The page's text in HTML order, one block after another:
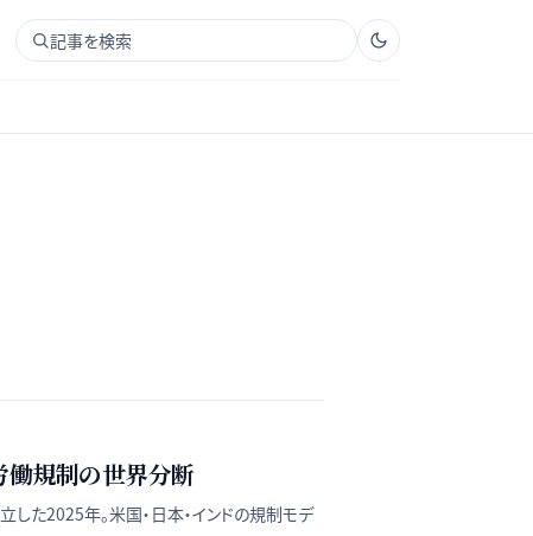
記事を検索
規制の世界分断
た2025年。米国・日本・インドの規制モデ